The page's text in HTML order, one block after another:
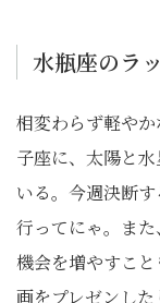
水瓶座のラ
相変わらず軽や
子座に、太陽と
いる。今週決断
行ってにゃ。ま
機会を増やすこ
画をプレゼンし